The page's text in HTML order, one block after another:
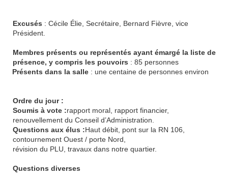
Excusés : Cécile Élie, Secrétaire, Bernard Fièvre, vice
Président.
Membres présents ou représentés ayant émargé la liste de
présence, y compris les pouvoirs : 85 personnes
Présents dans la salle : une centaine de personnes environ
Ordre du jour :
Soumis à vote :rapport moral, rapport financier,
renouvellement du Conseil d’Administration.
Questions aux élus :Haut débit, pont sur la RN 106,
contournement Ouest / porte Nord,
révision du PLU, travaux dans notre quartier.
Questions diverses